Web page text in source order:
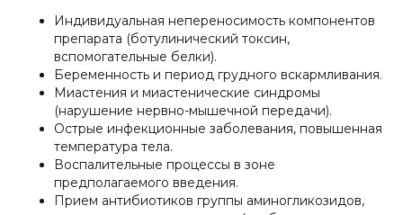
Индивидуальная непереносимость компонентов
препарата (ботулинический токсин,
вспомогательные белки).
Беременность и период грудного вскармливания.
Миастения и миастенические синдромы
(нарушение нервно-мышечной передачи).
Острые инфекционные заболевания, повышенная
температура тела.
Воспалительные процессы в зоне
предполагаемого введения.
Прием антибиотиков группы аминогликозидов,